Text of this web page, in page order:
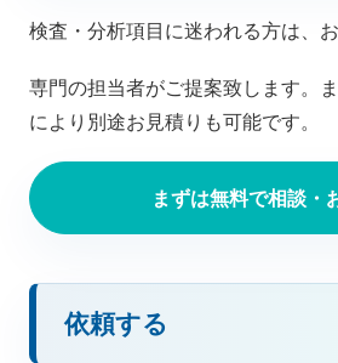
検査・分析項目に迷われる方は、
専門の担当者がご提案致します。
により別途お見積りも可能です。
まずは無料で相談・
依頼する